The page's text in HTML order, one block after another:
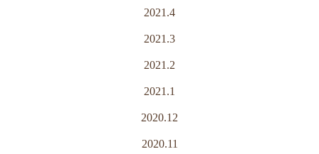
2021.4
2021.3
2021.2
2021.1
2020.12
2020.11